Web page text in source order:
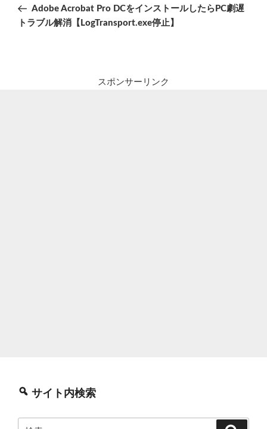
ナ
の
投
Adobe Acrobat Pro DCをインストールしたらPC劇遅
トラブル解消【LogTransport.exe停止】
スポンサーリンク
サイト内検索